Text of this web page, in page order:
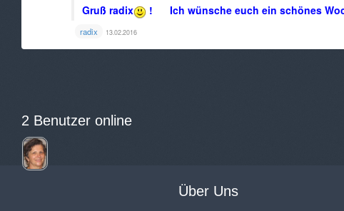
Gruß radix
! Ich wünsche euch ein schönes
radix 13.02.2016
2 Benutzer online
Über Uns